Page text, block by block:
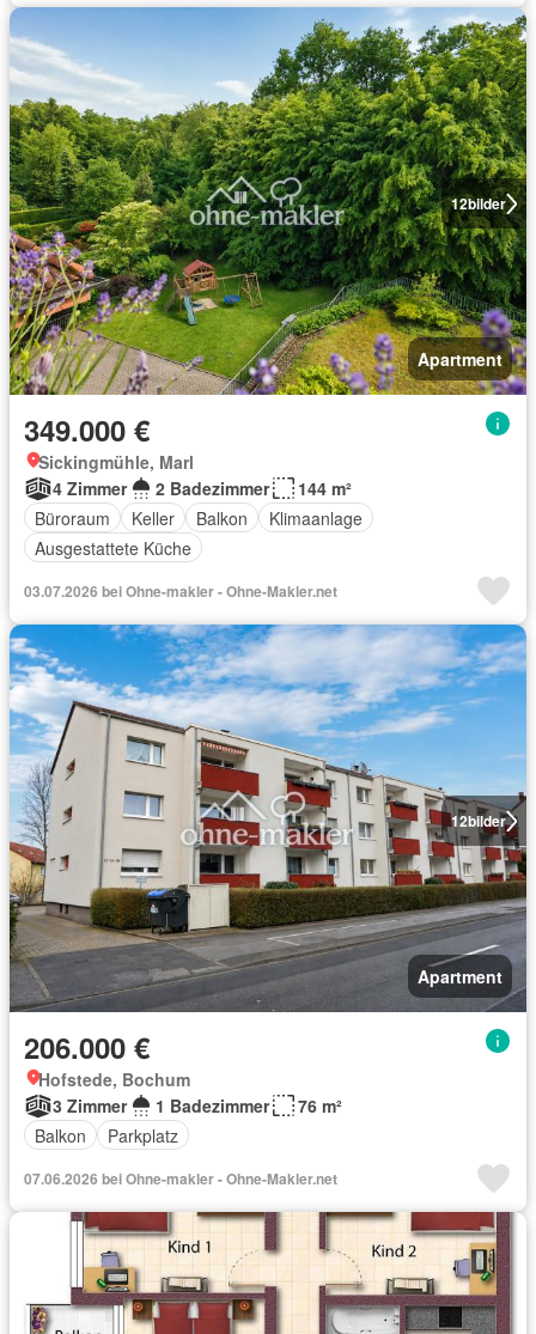
12bilder
Apartment
349.000 €
Sickingmühle, Marl
4 Zimmer
2 Badezimmer
144 m²
Büroraum
Keller Balkon
Klimaanlage
Ausgestattete Küche
03.07.2026 bei Ohne-makler - Ohne-Makler.net
12bilder
Apartment
206.000 €
Hofstede, Bochum
3 Zimmer
1 Badezimmer
76 m²
Balkon
Parkplatz
07.06.2026 bei Ohne-makler - Ohne-Makler.net